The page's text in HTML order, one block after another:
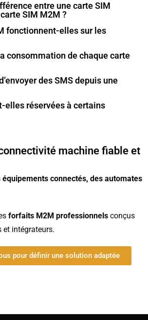
entre une carte SIM
SIM M2M ?
fonctionnent-elles sur les
consommation de chaque carte
des SMS depuis une
elles réservées à certains
machine fiable et
équipements connectés, des automates
forfaits M2M professionnels conçus
et intégrateurs.
pour définir une solution adaptée